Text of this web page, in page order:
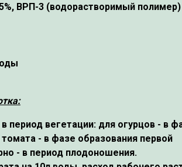
ВРП-3 (водорастворимый полимер)
период вегетации: для огурцов - в
- в фазе образования первой
- в период плодоношения.